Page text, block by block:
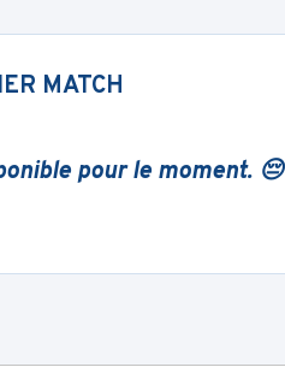
MATCH
pour le moment. 😔